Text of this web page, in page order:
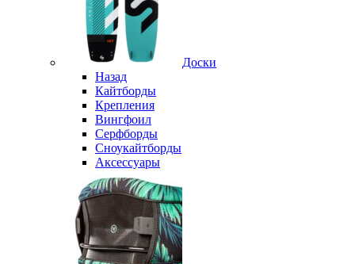
Доски
Назад
Кайтборды
Крепления
Вингфоил
Серфборды
Сноукайтборды
Аксессуары